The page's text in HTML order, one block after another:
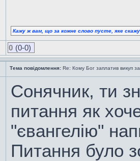
Кажу ж вам, що за кожне слово пусте, яке
0 (0-0)
Тема повідомлення: Re: Кому Бог заплатив викуп
Сонячник, ти
питання як
"євангелію"
Питання було